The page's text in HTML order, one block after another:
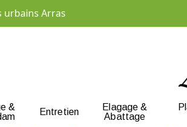
urbains Arras
&
Entretien
Elagage &
Abattage